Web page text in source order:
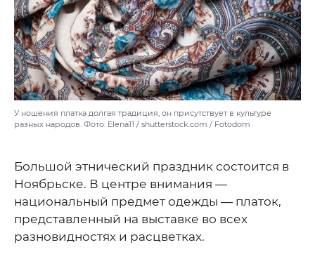
У ношения платка долгая традиция, он присутствует в культуре
разных народов. Фото: Elena11 / shutterstock.com / Fotodom
Большой этнический праздник состоится в
Ноябрьске. В центре внимания —
национальный предмет одежды — платок,
представленный на выставке во всех
разновидностях и расцветках.